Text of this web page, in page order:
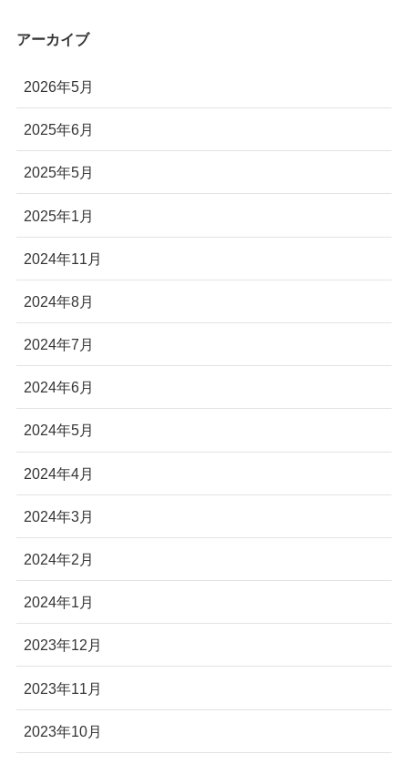
アーカイブ
2026年5月
2025年6月
2025年5月
2025年1月
2024年11月
2024年8月
2024年7月
2024年6月
2024年5月
2024年4月
2024年3月
2024年2月
2024年1月
2023年12月
2023年11月
2023年10月